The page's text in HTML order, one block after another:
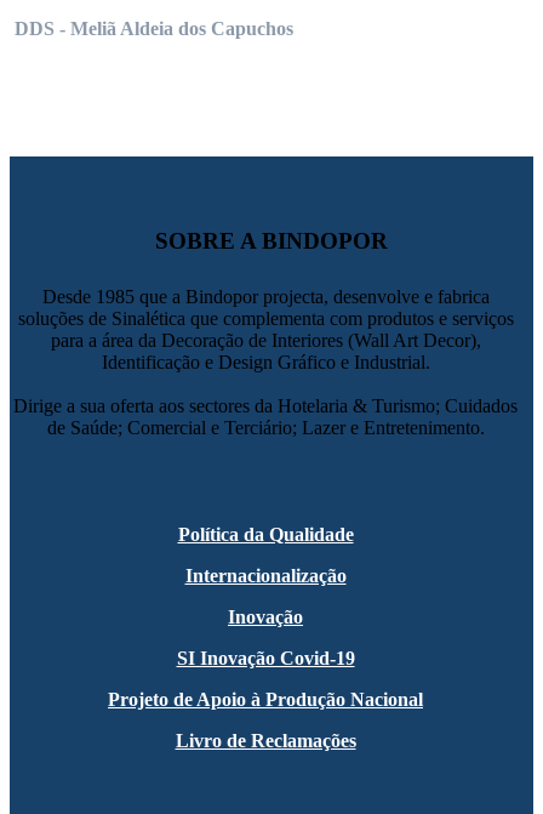
DDS - Meliã Aldeia dos Capuchos
SOBRE A BINDOPOR
Desde 1985 que a Bindopor projecta, desenvolve e fabrica
soluções de Sinalética que complementa com produtos e serviços
para a área da Decoração de Interiores (Wall Art Decor),
Identificação e Design Gráfico e Industrial.
Dirige a sua oferta aos sectores da Hotelaria & Turismo; Cuidados
de Saúde; Comercial e Terciário; Lazer e Entretenimento.
Política da Qualidade
Internacionalização
Inovação
SI Inovação Covid-19
Projeto de Apoio à Produção Nacional
Livro de Reclamações